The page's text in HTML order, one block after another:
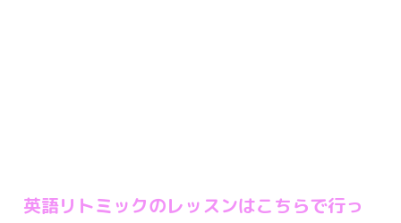
英語リトミックのレッスンはこちらで行っ